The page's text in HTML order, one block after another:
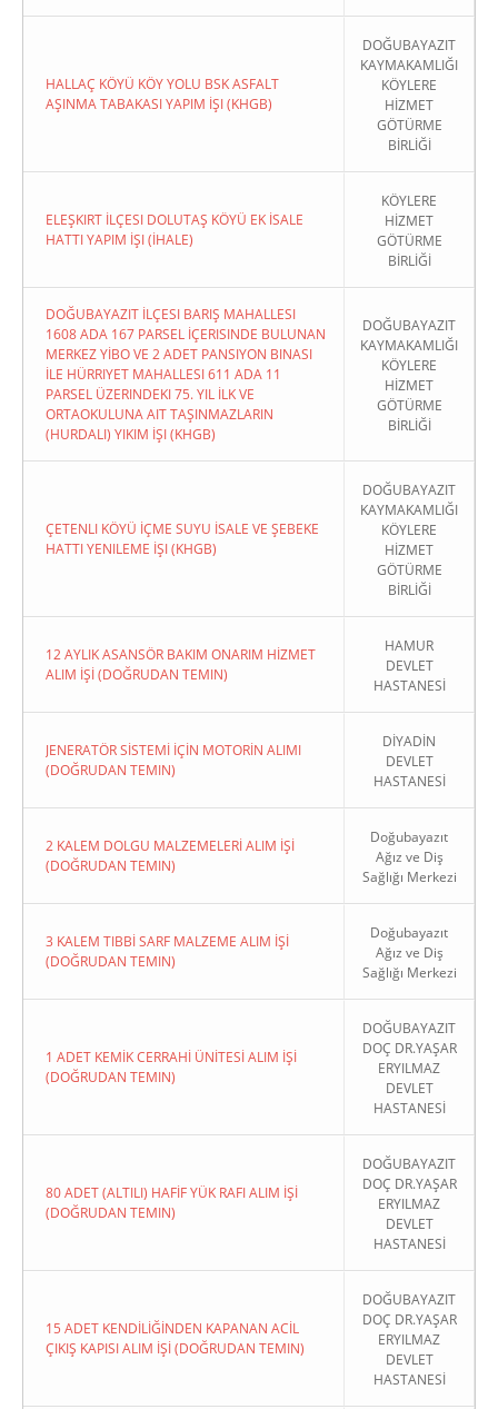
HALLAÇ KÖYÜ KÖY YOLU BSK ASFALT
AŞINMA TABAKASI YAPIM İŞI (KHGB)
DOĞUBAYAZIT
KAYMAKAMLIĞI
KÖYLERE
HİZMET
GÖTÜRME
BİRLİĞİ
ELEŞKIRT İLÇESI DOLUTAŞ KÖYÜ EK İSALE
HATTI YAPIM İŞI (İHALE)
KÖYLERE
HİZMET
GÖTÜRME
BİRLİĞİ
DOĞUBAYAZIT İLÇESI BARIŞ MAHALLESI
1608 ADA 167 PARSEL İÇERISINDE BULUNAN
MERKEZ YİBO VE 2 ADET PANSIYON BINASI
İLE HÜRRIYET MAHALLESI 611 ADA 11
PARSEL ÜZERINDEKI 75. YIL İLK VE
ORTAOKULUNA AIT TAŞINMAZLARIN
(HURDALI) YIKIM İŞI (KHGB)
DOĞUBAYAZIT
KAYMAKAMLIĞI
KÖYLERE
HİZMET
GÖTÜRME
BİRLİĞİ
ÇETENLI KÖYÜ İÇME SUYU İSALE VE ŞEBEKE
HATTI YENILEME İŞI (KHGB)
DOĞUBAYAZIT
KAYMAKAMLIĞI
KÖYLERE
HİZMET
GÖTÜRME
BİRLİĞİ
12 AYLIK ASANSÖR BAKIM ONARIM HİZMET
ALIM İŞİ (DOĞRUDAN TEMIN)
HAMUR
DEVLET
HASTANESİ
JENERATÖR SİSTEMİ İÇİN MOTORİN ALIMI
(DOĞRUDAN TEMIN)
DİYADİN
DEVLET
HASTANESİ
2 KALEM DOLGU MALZEMELERİ ALIM İŞİ
(DOĞRUDAN TEMIN)
Doğubayazıt
Ağız ve Diş
Sağlığı Merkezi
3 KALEM TIBBİ SARF MALZEME ALIM İŞİ
(DOĞRUDAN TEMIN)
Doğubayazıt
Ağız ve Diş
Sağlığı Merkezi
1 ADET KEMİK CERRAHİ ÜNİTESİ ALIM İŞİ
(DOĞRUDAN TEMIN)
DOĞUBAYAZIT
DOÇ DR.YAŞAR
ERYILMAZ
DEVLET
HASTANESİ
80 ADET (ALTILI) HAFİF YÜK RAFI ALIM İŞİ
(DOĞRUDAN TEMIN)
DOĞUBAYAZIT
DOÇ DR.YAŞAR
ERYILMAZ
DEVLET
HASTANESİ
15 ADET KENDİLİĞİNDEN KAPANAN ACİL
ÇIKIŞ KAPISI ALIM İŞİ (DOĞRUDAN TEMIN)
DOĞUBAYAZIT
DOÇ DR.YAŞAR
ERYILMAZ
DEVLET
HASTANESİ